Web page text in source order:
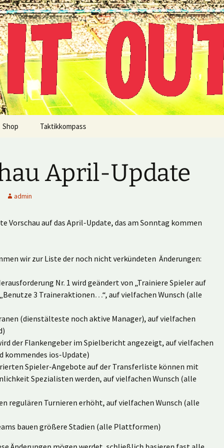
Shop Taktikkompass
April-Update
admin
Vorschau auf das April-Update, das am Sonntag kommen
wir zur Liste der noch nicht verkündeten Änderungen:
Nr. 1 wird geändert von „Trainiere Spieler auf
3 Traineraktionen…“, auf vielfachen Wunsch (alle
(dienstälteste noch aktive Manager), auf vielfachen
der Flankengeber im Spielbericht angezeigt, auf vielfachen
kommendes ios-Update)
Spieler-Angebote auf der Transferliste können mit
Spezialisten werden, auf vielfachen Wunsch (alle
regulären Turnieren erhöht, auf vielfachen Wunsch (alle
bauen größere Stadien (alle Plattformen)